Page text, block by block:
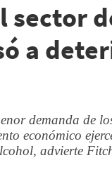
sector
a
demanda de
económico
advierte